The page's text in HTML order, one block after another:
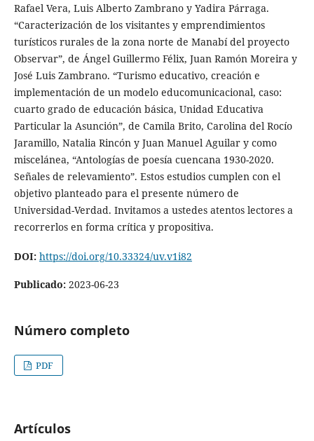
Rafael Vera, Luis Alberto Zambrano y Yadira Párraga.
“Caracterización de los visitantes y emprendimientos
turísticos rurales de la zona norte de Manabí del proyecto
Observar”, de Ángel Guillermo Félix, Juan Ramón Moreira y
José Luis Zambrano. “Turismo educativo, creación e
implementación de un modelo educomunicacional, caso:
cuarto grado de educación básica, Unidad Educativa
Particular la Asunción”, de Camila Brito, Carolina del Rocío
Jaramillo, Natalia Rincón y Juan Manuel Aguilar y como
miscelánea, “Antologías de poesía cuencana 1930-2020.
Señales de relevamiento”. Estos estudios cumplen con el
objetivo planteado para el presente número de
Universidad-Verdad. Invitamos a ustedes atentos lectores a
recorrerlos en forma crítica y propositiva.
DOI: https://doi.org/10.33324/uv.v1i82
Publicado: 2023-06-23
Número completo
PDF
Artículos